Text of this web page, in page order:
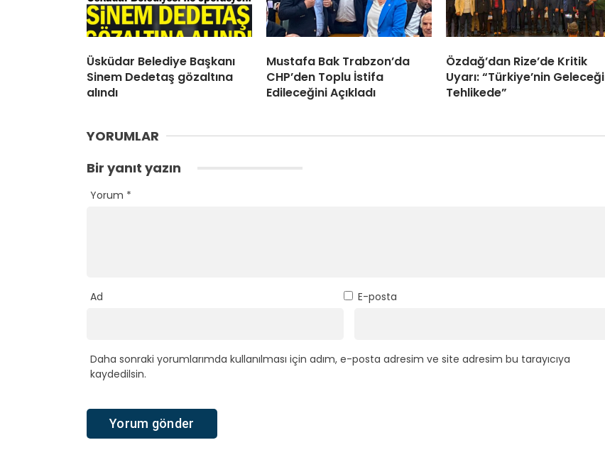
Üsküdar Belediye Başkanı
Sinem Dedetaş gözaltına
alındı
Mustafa Bak Trabzon’da
CHP’den Toplu İstifa
Edileceğini Açıkladı
Özdağ’dan Rize’de Kritik
Uyarı: “Türkiye’nin Geleceği
Tehlikede”
YORUMLAR
Bir yanıt yazın
Yorum *
Ad E-posta
Daha sonraki yorumlarımda kullanılması için adım, e-posta adresim ve site adresim bu tarayıcıya
kaydedilsin.